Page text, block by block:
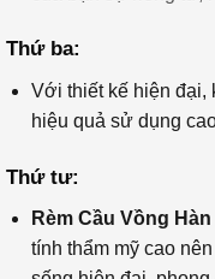
Thứ ba:
Với thiết kế hiện đại,
hiệu quả sử dụng
Thứ tư:
Rèm Cầu Vồng
tính thẩm mỹ cao